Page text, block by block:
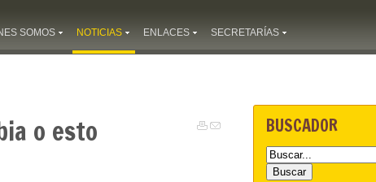
SOMOS NOTICIAS ENLACES SECRETARÍAS
o esto BUSCADOR